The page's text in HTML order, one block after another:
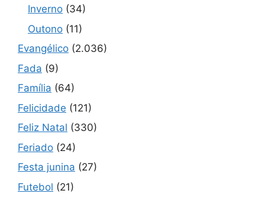
Inverno (34)
Outono (11)
Evangélico (2.036)
Fada (9)
Família (64)
Felicidade (121)
Feliz Natal (330)
Feriado (24)
Festa junina (27)
Futebol (21)